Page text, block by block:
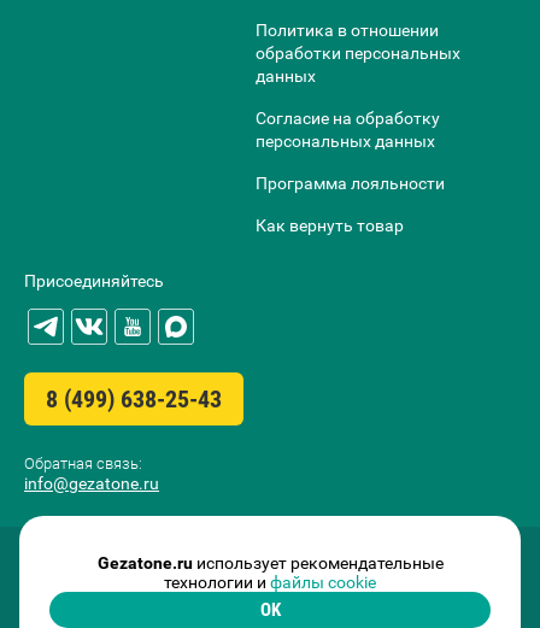
Политика в отношении
обработки персональных
данных
Согласие на обработку
персональных данных
Программа лояльности
Как вернуть товар
Присоединяйтесь
8 (499) 638-25-43
Обратная связь:
info@gezatone.ru
Gezatone.ruиспользует рекомендательные
технологии и файлы cookie
OK